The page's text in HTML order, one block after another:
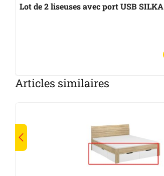
Lot de 2 liseuses avec port USB SILKA
Articles similaires